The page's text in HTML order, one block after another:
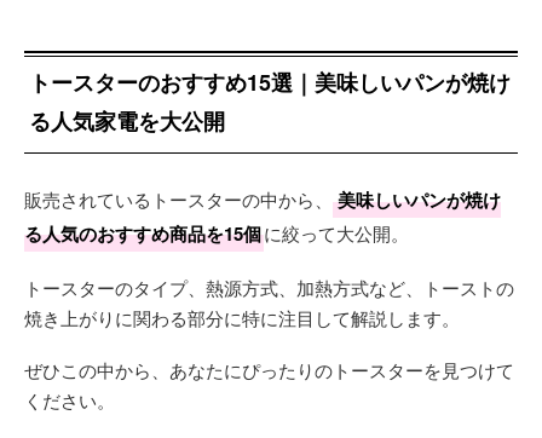
トースターのおすすめ15選｜美味しいパンが焼け
る人気家電を大公開
販売されているトースターの中から、
美味しいパンが焼け
る人気のおすすめ商品を15個に絞って大公開。
トースターのタイプ、熱源方式、加熱方式など、トーストの
焼き上がりに関わる部分に特に注目して解説します。
ぜひこの中から、あなたにぴったりのトースターを見つけて
ください。